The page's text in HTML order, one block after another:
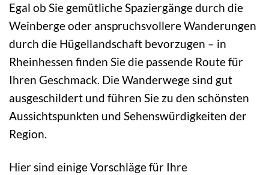
Egal ob Sie gemütliche Spaziergänge durch die
Weinberge oder anspruchsvollere Wanderungen
durch die Hügellandschaft bevorzugen – in
Rheinhessen finden Sie die passende Route für
Ihren Geschmack. Die Wanderwege sind gut
ausgeschildert und führen Sie zu den schönsten
Aussichtspunkten und Sehenswürdigkeiten der
Region.
Hier sind einige Vorschläge für Ihre